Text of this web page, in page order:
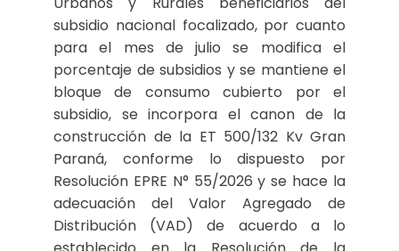
subsidio nacional focalizado, por cuanto
para el mes de julio se modifica el
porcentaje de subsidios y se mantiene el
bloque de consumo cubierto por el
subsidio, se incorpora el canon de la
construcción de la ET 500/132 Kv Gran
Paraná, conforme lo dispuesto por
Resolución EPRE N° 55/2026 y se hace la
adecuación del Valor Agregado de
Distribución (VAD) de acuerdo a lo